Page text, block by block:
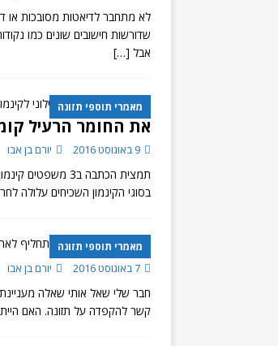
לא מתחבר לדיאטות מסובכות או
שדורשות חישובים שונים כמו
אבל […]
מאמרי תוספי תזונה
את החומר הרעיל
9 באוגוסט 2016 יורם בן אבו
תמצית הכתבה ב3
בסוגי הקינמון השכיחים עלולה
מאמרי תוספי תזונה
7 באוגוסט 2016 יורם בן אבו
חבר שלי שאל אותי שאלה
קשר להקפדה על תזונה. האם